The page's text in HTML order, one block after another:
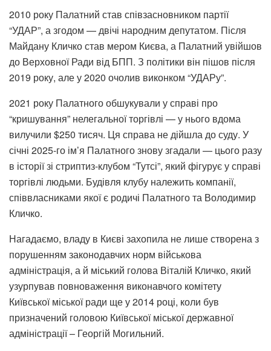
2010 року Палатний став співзасновником партії
“УДАР”, а згодом — двічі народним депутатом. Після
Майдану Кличко став мером Києва, а Палатний увійшов
до Верховної Ради від БПП. З політики він пішов після
2019 року, але у 2020 очолив виконком “УДАРу”.
2021 року Палатного обшукували у справі про
“кришування” нелегальної торгівлі — у нього вдома
вилучили $250 тисяч. Ця справа не дійшла до суду. У
січні 2025-го ім’я Палатного знову згадали — цього разу
в історії зі стриптиз-клубом “Тутсі”, який фігурує у справі
торгівлі людьми. Будівля клубу належить компанії,
співвласниками якої є родичі Палатного та Володимир
Кличко.
Нагадаємо, владу в Києві захопила не лише створена з
порушенням законодавчих норм військова
адміністрація, а й міський голова Віталій Кличко, який
узурпував повноваження виконавчого комітету
Київської міської ради ще у 2014 році, коли був
призначений головою Київської міської державної
адміністрації – Георгій Могильний.